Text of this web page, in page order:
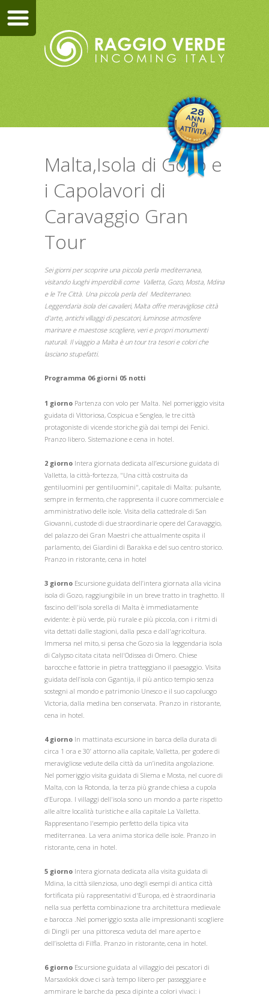
Malta,Isola di Gozo e
i Capolavori di
Caravaggio Gran
Tour
Sei giorni per scoprire una piccola perla mediterranea,
visitando luoghi imperdibili come Valletta, Gozo, Mosta, Mdina
e le Tre Città. Una piccola perla del Mediterraneo.
Leggendaria isola dei cavalieri, Malta offre meravigliose città
d'arte, antichi villaggi di pescatori, luminose atmosfere
marinare e maestose scogliere, veri e propri monumenti
naturali. Il viaggio a Malta è un tour tra tesori e colori che
lasciano stupefatti.
Programma 06 giorni 05 notti
1 giorno Partenza con volo per Malta. Nel pomeriggio visita
guidata di Vittoriosa, Cospicua e Senglea, le tre città
protagoniste di vicende storiche già dai tempi dei Fenici.
Pranzo libero. Sistemazione e cena in hotel.
2 giorno Intera giornata dedicata all’escursione guidata di
Valletta, la città-fortezza, "Una città costruita da
gentiluomini per gentiluomini", capitale di Malta: pulsante,
sempre in fermento, che rappresenta il cuore commerciale e
amministrativo delle isole. Visita della cattedrale di San
Giovanni, custode di due straordinarie opere del Caravaggio,
del palazzo dei Gran Maestri che attualmente ospita il
parlamento, dei Giardini di Barakka e del suo centro storico.
Pranzo in ristorante, cena in hotel
3 giorno Escursione guidata dell’intera giornata alla vicina
isola di Gozo, raggiungibile in un breve tratto in traghetto. Il
fascino dell'isola sorella di Malta è immediatamente
evidente: è più verde, più rurale e più piccola, con i ritmi di
vita dettati dalle stagioni, dalla pesca e dall'agricoltura.
Immersa nel mito, si pensa che Gozo sia la leggendaria isola
di Calypso citata citata nell'Odissea di Omero. Chiese
barocche e fattorie in pietra tratteggiano il paesaggio. Visita
guidata dell’isola con Ggantija, il più antico tempio senza
sostegni al mondo e patrimonio Unesco e il suo capoluogo
Victoria, dalla medina ben conservata. Pranzo in ristorante,
cena in hotel.
4 giorno In mattinata escursione in barca della durata di
circa 1 ora e 30’ attorno alla capitale, Valletta, per godere di
meravigliose vedute della città da un’inedita angolazione.
Nel pomeriggio visita guidata di Sliema e Mosta, nel cuore di
Malta, con la Rotonda, la terza più grande chiesa a cupola
d’Europa. I villaggi dell'isola sono un mondo a parte rispetto
alle altre località turistiche e alla capitale La Valletta.
Rappresentano l'esempio perfetto della tipica vita
mediterranea. La vera anima storica delle isole. Pranzo in
ristorante, cena in hotel.
5 giorno Intera giornata dedicata alla visita guidata di
Mdina, la città silenziosa, uno degli esempi di antica città
fortificata più rappresentativi d'Europa, ed è straordinaria
nella sua perfetta combinazione tra architettura medievale
e barocca .Nel pomeriggio sosta alle impressionanti scogliere
di Dingli per una pittoresca veduta del mare aperto e
dell’isoletta di Filfla. Pranzo in ristorante, cena in hotel.
6 giorno Escursione guidata al villaggio dei pescatori di
Marsaxlokk dove ci sarà tempo libero per passeggiare e
ammirare le barche da pesca dipinte a colori vivaci: i